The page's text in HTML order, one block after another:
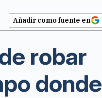
Añadir como fuente en
robar
donde